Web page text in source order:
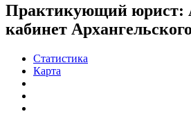
Практикующий юрист:
кабинет
Статистика
Карта